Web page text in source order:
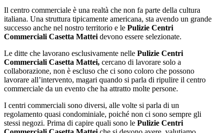
Il centro commerciale è una realtà che non fa parte della cultura
italiana. Una struttura tipicamente americana, sta avendo un grande
successo anche nel nostro territorio e le Pulizie Centri
Commerciali Casetta Mattei devono essere selezionate.
Le ditte che lavorano esclusivamente nelle Pulizie Centri
Commerciali Casetta Mattei, cercano di lavorare solo a
collaborazione, non è escluso che ci sono coloro che possono
lavorare all’intervento, magari quando si parla di ripulire il centro
commerciale da un evento che ha attratto molte persone.
I centri commerciali sono diversi, alle volte si parla di un
regolamento quasi condominiale, poiché non ci sono sempre gli
stessi negozi. Prima di capire quali sono le Pulizie Centri